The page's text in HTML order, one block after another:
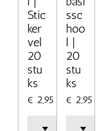
Stic
ker
vel
20
stu
ks
€ 2,95
ssc
hoo
l |
20
stu
ks
€ 2,95